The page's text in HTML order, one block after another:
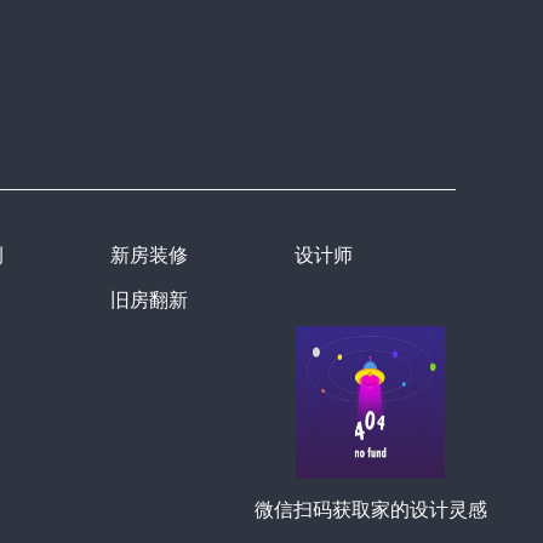
新房装修
旧房翻新
设计师
微信扫码获取家的设计灵感